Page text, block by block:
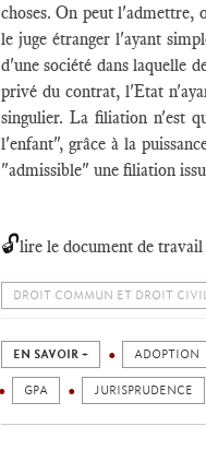
choses. On peut l'admettre,
le juge étranger l'ayant
d'une société dans laquelle
privé du contrat, l'Etat
singulier. La filiation n'est
l'enfant", grâce à la
"admissible" une filiation
🔓lire le document de travail
DROIT COMMUN ET DROIT
EN SAVOIR + ADOPTION
GPA JURISPRUDENCE